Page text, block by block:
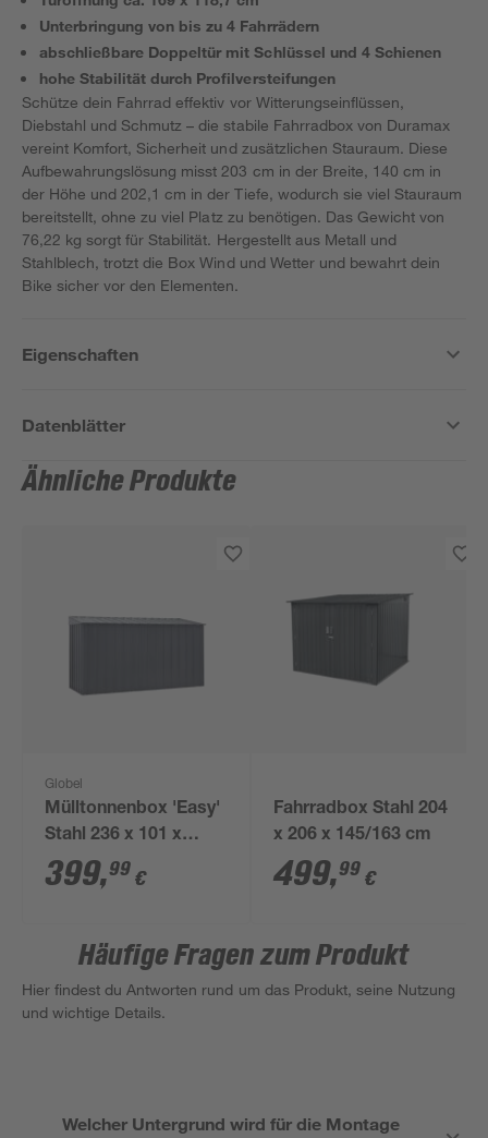
Unterbringung von bis zu 4 Fahrrädern
abschließbare Doppeltür mit Schlüssel und 4 Schienen
hohe Stabilität durch Profilversteifungen
Schütze dein Fahrrad effektiv vor Witterungseinflüssen,
Diebstahl und Schmutz – die stabile Fahrradbox von Duramax
vereint Komfort, Sicherheit und zusätzlichen Stauraum. Diese
Aufbewahrungslösung misst 203 cm in der Breite, 140 cm in
der Höhe und 202,1 cm in der Tiefe, wodurch sie viel Stauraum
bereitstellt, ohne zu viel Platz zu benötigen. Das Gewicht von
76,22 kg sorgt für Stabilität. Hergestellt aus Metall und
Stahlblech, trotzt die Box Wind und Wetter und bewahrt dein
Bike sicher vor den Elementen.
Eigenschaften
Datenblätter
Ähnliche Produkte
Globel
Mülltonnenbox 'Easy'
Stahl 236 x 101 x
131,5 cm
399,99 €
Fahrradbox Stahl 204
x 206 x 145/163 cm
499,99 €
Häufige Fragen zum Produkt
Hier findest du Antworten rund um das Produkt, seine Nutzung
und wichtige Details.
Welcher Untergrund wird für die Montage